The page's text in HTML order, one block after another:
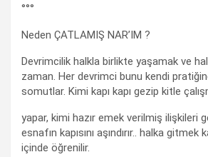
°°°
Neden ÇATLAMIŞ NAR’IM ?
Devrimcilik halkla birlikte yaşamak ve
zaman. Her devrimci bunu kendi
somutlar. Kimi kapı kapı gezip kitle
yapar, kimi hazır emek verilmiş ilişkileri
esnafın kapısını aşındırır.. halka gitmek
içinde öğrenilir.